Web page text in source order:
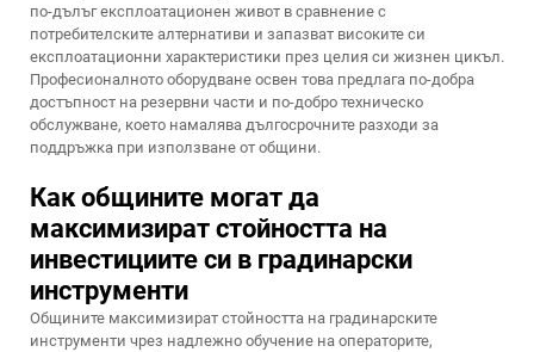
по-дълъг експлоатационен живот в сравнение с
потребителските алтернативи и запазват високите си
експлоатационни характеристики през целия си жизнен цикъл.
Професионалното оборудване освен това предлага по-добра
достъпност на резервни части и по-добро техническо
обслужване, което намалява дългосрочните разходи за
поддръжка при използване от общини.
Как общините могат да
максимизират стойността на
инвестициите си в градинарски
инструменти
Общините максимизират стойността на градинарските
инструменти чрез надлежно обучение на операторите,